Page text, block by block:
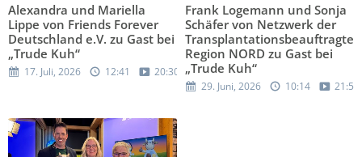
Alexandra und Mariella
Lippe von Friends Forever
Deutschland e.V. zu Gast bei
„Trude Kuh“
17. Juli, 2026 12:41 20:30
Frank Logemann und Sonja
Schäfer von Netzwerk der
Transplantationsbeauftragten
Region NORD zu Gast bei
„Trude Kuh“
29. Juni, 2026 10:14 21:50